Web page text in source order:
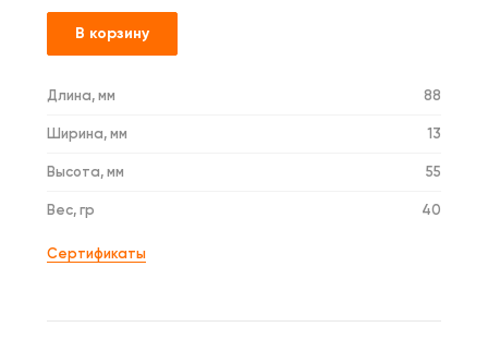
В корзину
Длина, мм 88
Ширина, мм 13
Высота, мм 55
Вес, гр 40
Сертификаты